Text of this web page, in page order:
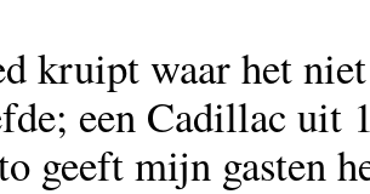
kruipt waar het
een Cadillac uit
geeft mijn gasten